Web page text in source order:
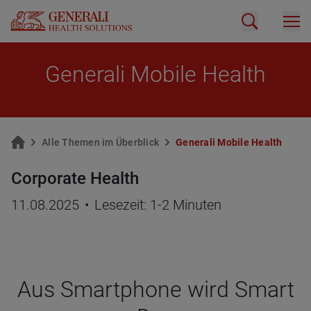
Ge­ne­ra­li Mo­bi­le Health
Alle The­men im Über­blick Ge­ne­ra­li Mo­bi­le Health
Corporate Health
11.08.2025 • Lesezeit: 1-2 Minuten
Aus Smart­phone wird Smart